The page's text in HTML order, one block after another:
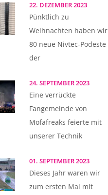
22. DEZEMBER 2023
Pünktlich zu
Weihnachten haben wir
80 neue Nivtec-Podeste
der
24. SEPTEMBER 2023
Eine verrückte
Fangemeinde von
Mofafreaks feierte mit
unserer Technik
01. SEPTEMBER 2023
Dieses Jahr waren wir
zum ersten Mal mit